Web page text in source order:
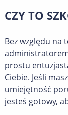
CZY TO
Bez względu na
prostu
Ciebie. Jeśli
umiejętność
jesteś gotowy,